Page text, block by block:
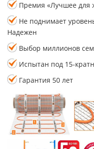
Премия «Лучшее для
Не поднимает
Надежен
Выбор миллионов
Испытан под 15-
Гарантия 50 лет